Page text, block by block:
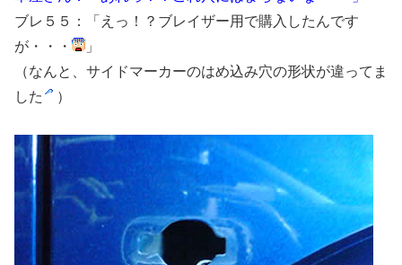
ブレ５５：「えっ！？ブレイザー用で購入したんです
が・・・
」
（なんと、サイドマーカーのはめ込み穴の形状が違ってま
した
）